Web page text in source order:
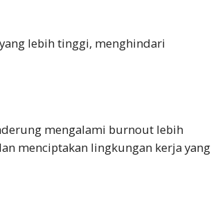
lebih tinggi, menghindari
mengalami burnout lebih
menciptakan lingkungan kerja yang